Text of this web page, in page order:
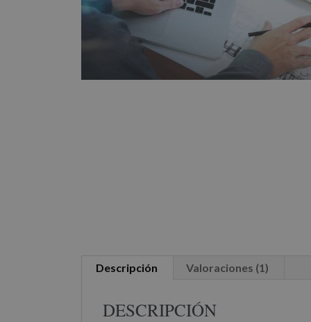
Descripción Valoraciones (1)
DESCRIPCIÓN